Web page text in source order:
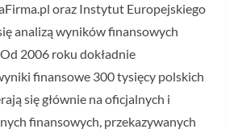
oraz Instytut Europejskiego
analizą wyników finansowych
2006 roku dokładnie
finansowe 300 tysięcy polskich
się głównie na oficjalnych i
finansowych, przekazywanych